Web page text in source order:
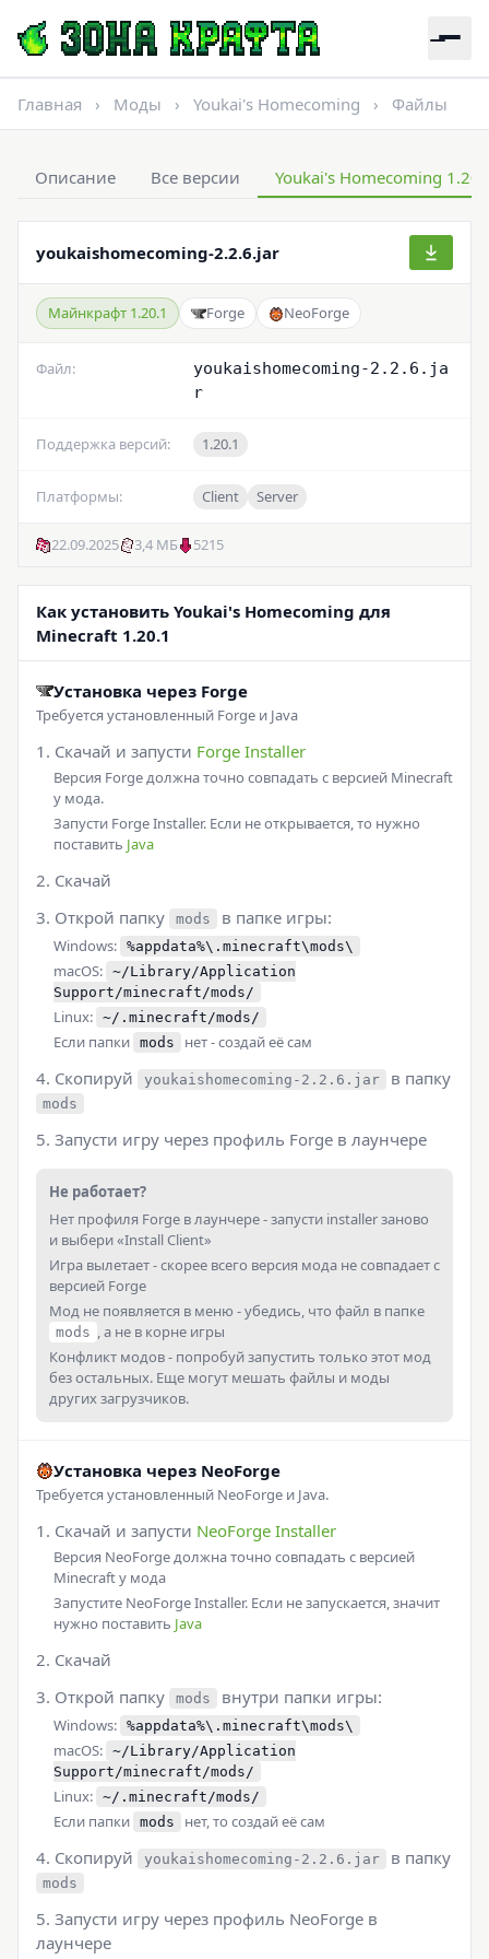
Главная › Моды › Youkai's Homecoming › Файлы
Описание Все версии Youkai's Homecoming
youkaishomecoming-2.2.6.jar
Майнкрафт 1.20.1 Forge NeoForge
Файл:
youkaishomecoming-2.2.6.ja
r
Поддержка версий: 1.20.1
Платформы: Client Server
22.09.2025 3,4 МБ 5215
Как установить Youkai's Homecoming для
Minecraft 1.20.1
Установка через Forge
Требуется установленный Forge и Java
Скачай и запусти Forge Installer
Версия Forge должна точно совпадать с версией Minecraft
у мода.
Запусти Forge Installer. Если не открывается, то нужно
поставить Java
Скачай
Открой папку
mods в папке игры:
Windows: %appdata%\.minecraft\mods\
macOS: ~/Library/Application
Support/minecraft/mods/
Linux: ~/.minecraft/mods/
Если папки mods нет - создай её сам
Скопируй youkaishomecoming-2.2.6.jar в папку
mods
Запусти игру через профиль Forge в лаунчере
Не работает?
Нет профиля Forge в лаунчере - запусти installer заново
и выбери «Install Client»
Игра вылетает - скорее всего версия мода не совпадает с
версией Forge
Мод не появляется в меню - убедись, что файл в папке
mods , а не в корне игры
Конфликт модов - попробуй запустить только этот мод
без остальных. Еще могут мешать файлы и моды
других загрузчиков.
Установка через NeoForge
Требуется установленный NeoForge и Java.
Скачай и запусти NeoForge Installer
Версия NeoForge должна точно совпадать с версией
Minecraft у мода
Запустите NeoForge Installer. Если не запускается, значит
нужно поставить Java
Скачай
Открой папку
mods внутри папки игры:
Windows: %appdata%\.minecraft\mods\
macOS: ~/Library/Application
Support/minecraft/mods/
Linux: ~/.minecraft/mods/
Если папки mods нет, то создай её сам
Скопируй youkaishomecoming-2.2.6.jar в папку
mods
Запусти игру через профиль NeoForge в
лаунчере